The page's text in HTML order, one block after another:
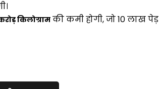
किलोग्रामकी कमी होगी, जो 10 लाख पेड़